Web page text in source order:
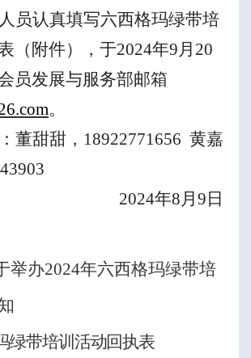
员认真填写六西格玛绿带培
（附件），于2024年9月 20
员发展与服务部邮箱
。
董甜甜， 18922771656 黄嘉
2024年8月 9 日
举办2024年六西格玛绿带培
绿带培训 活动回执表